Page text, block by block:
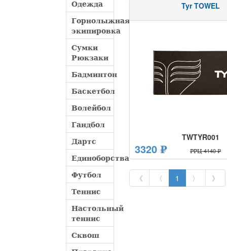
Одежда
Горнолыжная
экипировка
Сумки
Рюкзаки
Бадминтон
Баскетбол
Волейбол
Гандбол
Дартс
Единоборства
Футбол
Теннис
Настольный
теннис
Сквош
Tyr TOWEL
TWTYR001
3320 ₽ РРЦ 4140 ₽
《 〈 1 〉 》